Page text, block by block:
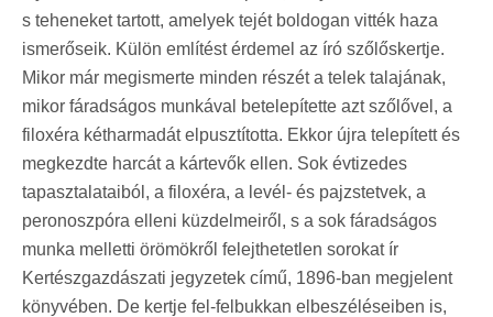
s teheneket tartott, amelyek tejét boldogan vitték haza
ismerőseik. Külön említést érdemel az író szőlőskertje.
Mikor már megismerte minden részét a telek talajának,
mikor fáradságos munkával betelepítette azt szőlővel, a
filoxéra kétharmadát elpusztította. Ekkor újra telepített és
megkezdte harcát a kártevők ellen. Sok évtizedes
tapasztalataiból, a filoxéra, a levél- és pajzstetvek, a
peronoszpóra elleni küzdelmeiről, s a sok fáradságos
munka melletti örömökről felejthetetlen sorokat ír
Kertészgazdászati jegyzetek című, 1896-ban megjelent
könyvében. De kertje fel-felbukkan elbeszéléseiben is,